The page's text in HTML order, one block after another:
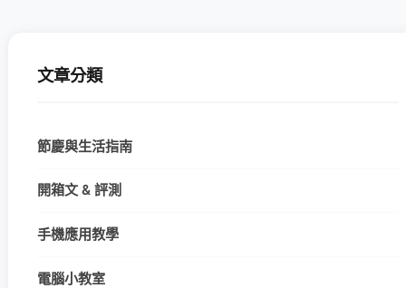
文章分類
節慶與生活指南
開箱文 & 評測
手機應用教學
電腦小教室